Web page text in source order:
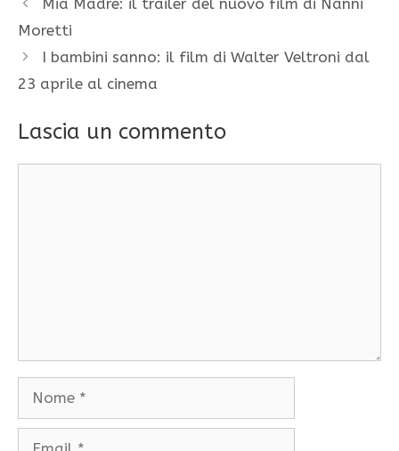
Moretti
I bambini sanno: il film di Walter Veltroni dal
23 aprile al cinema
Lascia un commento
Nome
Email